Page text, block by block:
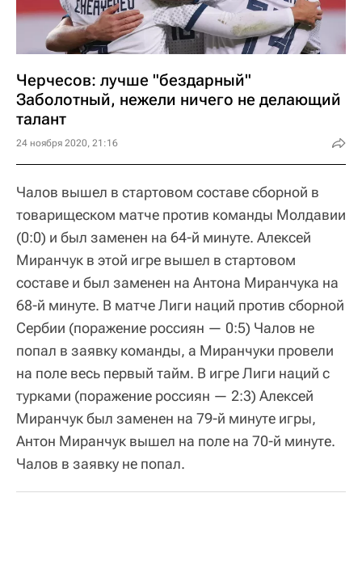
Черчесов: лучше "бездарный"
Заболотный, нежели ничего не делающий
талант
24 ноября 2020, 21:16
Чалов вышел в стартовом составе сборной в
товарищеском матче против команды Молдавии
(0:0) и был заменен на 64-й минуте. Алексей
Миранчук в этой игре вышел в стартовом
составе и был заменен на Антона Миранчука на
68-й минуте. В матче Лиги наций против сборной
Сербии (поражение россиян — 0:5) Чалов не
попал в заявку команды, а Миранчуки провели
на поле весь первый тайм. В игре Лиги наций с
турками (поражение россиян — 2:3) Алексей
Миранчук был заменен на 79-й минуте игры,
Антон Миранчук вышел на поле на 70-й минуте.
Чалов в заявку не попал.